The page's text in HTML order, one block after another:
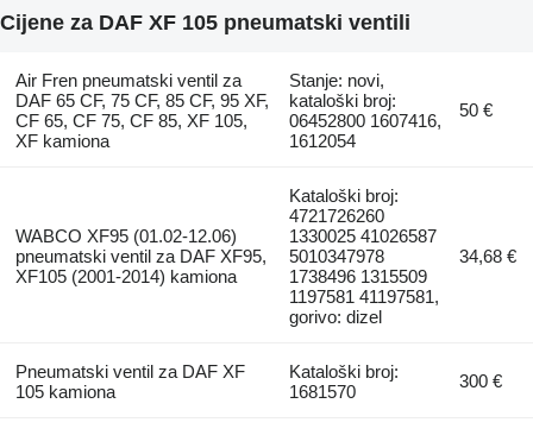
Cijene za DAF XF 105 pneumatski ventili
Air Fren pneumatski ventil za
DAF 65 CF, 75 CF, 85 CF, 95 XF,
CF 65, CF 75, CF 85, XF 105,
XF kamiona
Stanje: novi,
kataloški broj:
06452800 1607416,
1612054
50 €
WABCO XF95 (01.02-12.06)
pneumatski ventil za DAF XF95,
XF105 (2001-2014) kamiona
Kataloški broj:
4721726260
1330025 41026587
5010347978
1738496 1315509
1197581 41197581,
gorivo: dizel
34,68 €
Pneumatski ventil za DAF XF
105 kamiona
Kataloški broj:
1681570
300 €